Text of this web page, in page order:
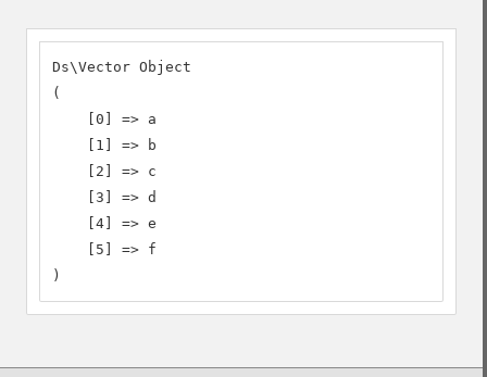
Ds\Vector Object
(
    [0] => a
    [1] => b
    [2] => c
    [3] => d
    [4] => e
    [5] => f
)